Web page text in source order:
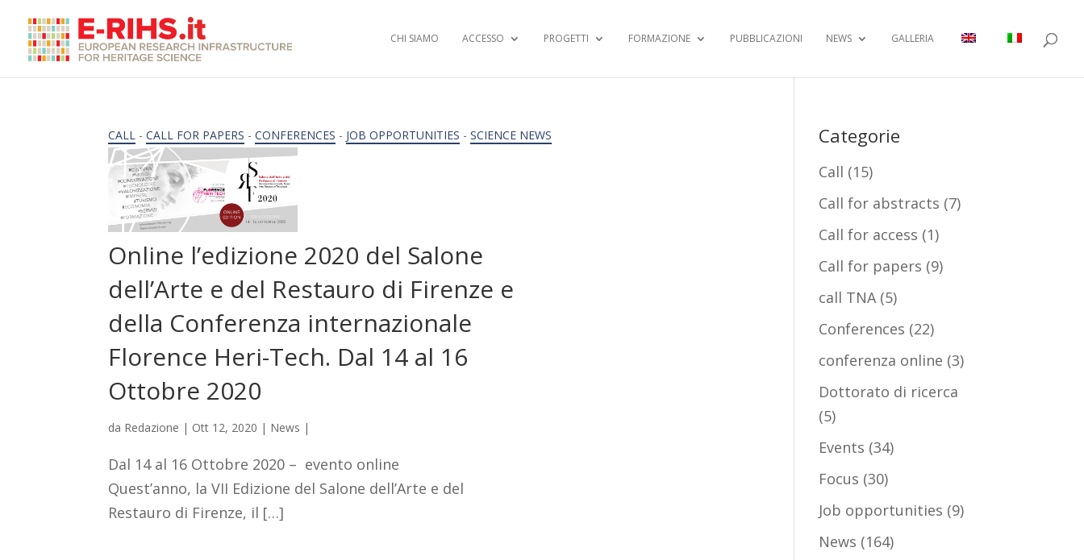
CHI SIAMO ACCESSO PROGETTI FORMAZIONE PUBBLICAZIONI NEWS GALLERIA
CALL -CALL FOR PAPERS -CONFERENCES - JOB OPPORTUNITIES -SCIENCE NEWS
Online l’edizione 2020 del Salone
dell’Arte e del Restauro di Firenze e
della Conferenza internazionale
Florence Heri-Tech. Dal 14 al 16
Ottobre 2020
da Redazione | Ott 12, 2020 | News |
Dal 14 al 16 Ottobre 2020 – evento online
Quest’anno, la VII Edizione del Salone dell’Arte e del
Restauro di Firenze, il […]
Categorie
Call (15)
Call for abstracts (7)
Call for access (1)
Call for papers (9)
call TNA(5)
Conferences (22)
conferenza online (3)
Dottorato di ricerca
(5)
Events (34)
Focus (30)
Job opportunities (9)
News (164)